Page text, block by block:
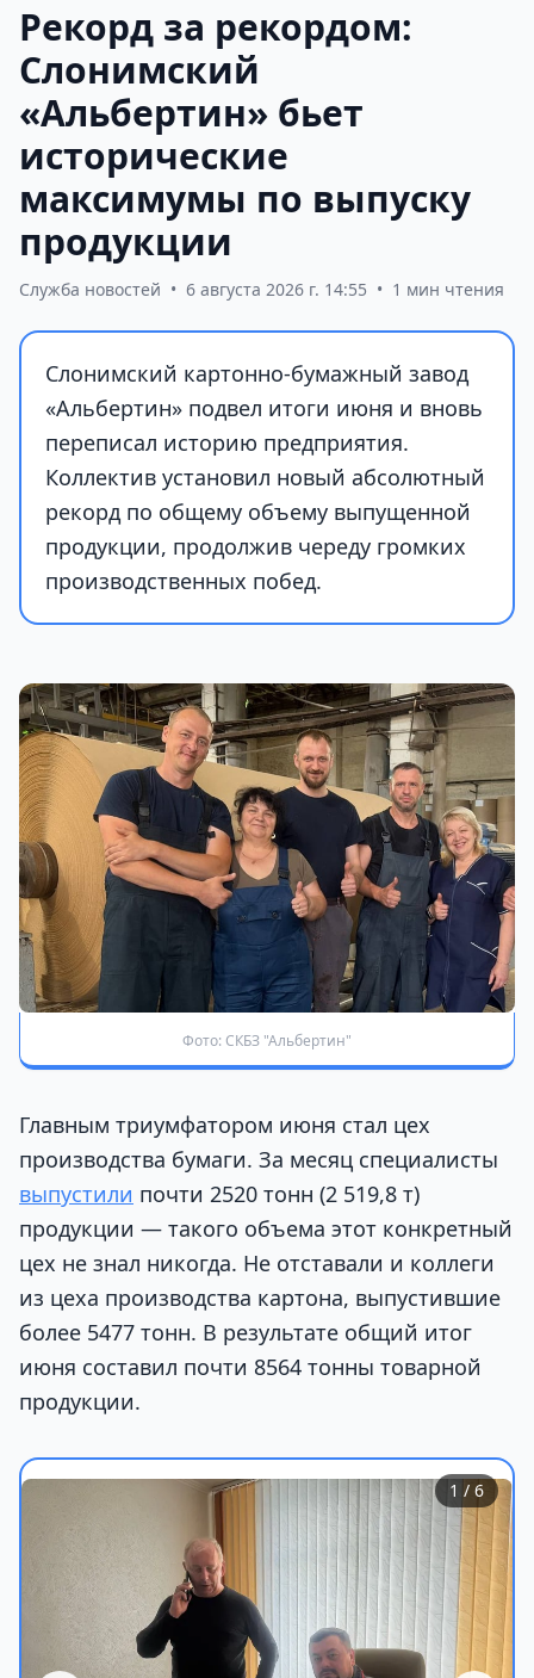
Рекорд за рекордом:
Слонимский
«Альбертин» бьет
исторические
максимумы по выпуску
продукции
Служба новостей • 6 августа 2026 г. 14:55 • 1 мин чтения
Слонимский картонно-бумажный завод
«Альбертин» подвел итоги июня и вновь
переписал историю предприятия.
Коллектив установил новый абсолютный
рекорд по общему объему выпущенной
продукции, продолжив череду громких
производственных побед.
Фото: СКБЗ "Альбертин"
Главным триумфатором июня стал цех
производства бумаги. За месяц специалисты
выпустили почти 2520 тонн (2 519,8 т)
продукции — такого объема этот конкретный
цех не знал никогда. Не отставали и коллеги
из цеха производства картона, выпустившие
более 5477 тонн. В результате общий итог
июня составил почти 8564 тонны товарной
продукции.
1 / 6